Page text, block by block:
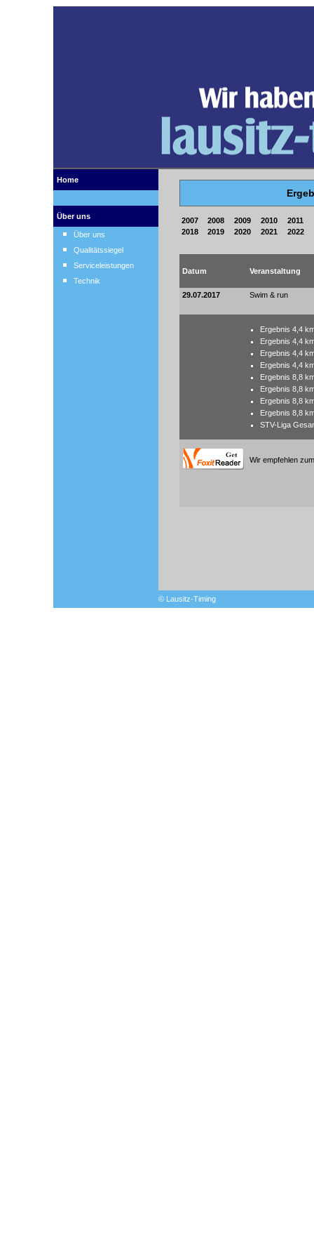
Home
Über uns
Über uns
Qualitätssiegel
Serviceleistungen
Technik
2007 2008 2009 2010
2011
2018
2019 2020 2021 2022
Datum Veranstaltung
29.07.2017 Swim & run
Ergebnis 4,4
Ergebnis 4,4
Ergebnis 4,4
Ergebnis 4,4
Ergebnis 8,8
Ergebnis 8,8
Ergebnis 8,8
Ergebnis 8,8
STV-Liga
Wir empfehlen
© Lausitz-Timing